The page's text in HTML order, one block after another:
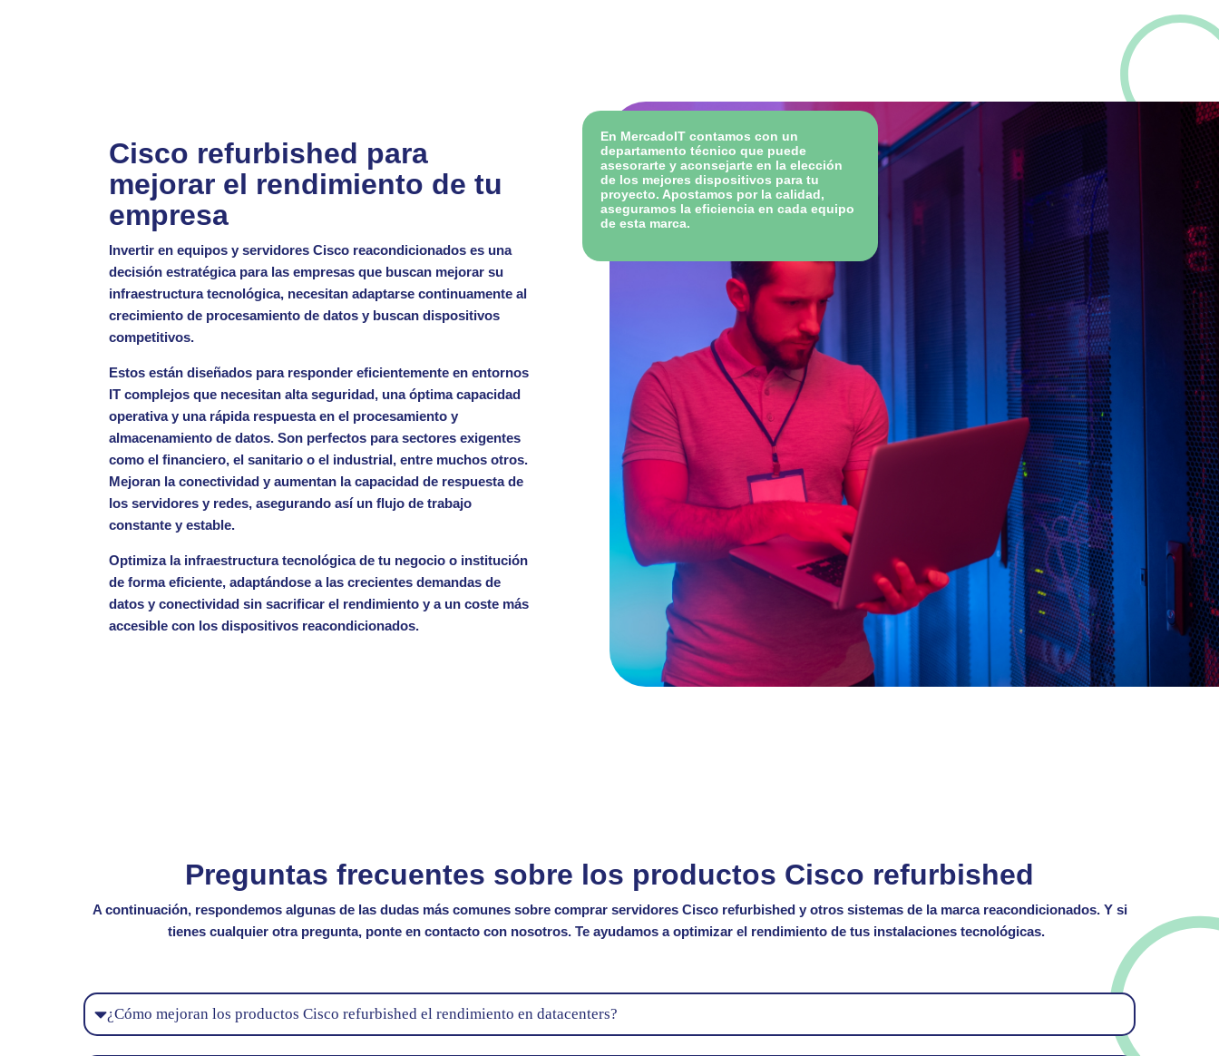
Cisco refurbished para
mejorar el rendimiento de tu
empresa
Invertir en equipos y servidores Cisco reacondicionados es una
decisión estratégica para las empresas que buscan mejorar su
infraestructura tecnológica, necesitan adaptarse continuamente al
crecimiento de procesamiento de datos y buscan dispositivos
competitivos.
Estos están diseñados para responder eficientemente en entornos
IT complejos que necesitan alta seguridad, una óptima capacidad
operativa y una rápida respuesta en el procesamiento y
almacenamiento de datos. Son perfectos para sectores exigentes
como el financiero, el sanitario o el industrial , entre muchos otros.
Mejoran la conectividad y aumentan la capacidad de respuesta de
los servidores y redes, asegurando así un flujo de trabajo
constante y estable.
Optimiza la infraestructuratecnológica de tu negocio o institución
de forma eficiente, adaptándose a las crecientes demandas de
datos y conectividad sin sacrificar el rendimiento y a un coste más
accesible con los dispositivos reacondicionados.
En MercadoIT contamos con un
departamento técnico que puede
asesorarte y aconsejarte en la elección
de los mejores dispositivos para tu
proyecto. Apostamos por la calidad,
aseguramos la eficiencia en cada equipo
de esta marca.
Preguntas frecuentes sobre los productos Cisco refurbished
A continuación, respondemos algunas de las dudas más comunes sobre comprar servidores Cisco refurbished y otros sistemas de la marca reacondicionados. Y si
tienes cualquier otra pregunta, ponte en contacto con nosotros.Te ayudamos a optimizar el rendimiento de tus instalaciones tecnológicas.
¿Cómo mejoran los productos Cisco refurbished el rendimiento en datacenters?